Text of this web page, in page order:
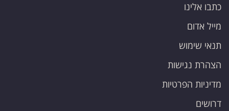
כתבו אלינו
מייל אדום
תנאי שימוש
הצהרת נגישות
מדיניות הפרטיות
דרושים